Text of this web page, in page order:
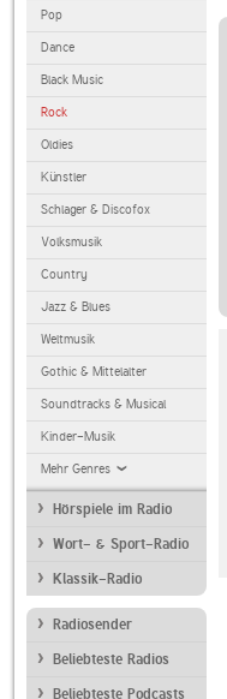
Pop
Dance
Black Music
Rock
Oldies
Künstler
Schlager & Discofox
Volksmusik
Country
Jazz & Blues
Weltmusik
Gothic & Mittelalter
Soundtracks & Musical
Kinder-Musik
Mehr Genres
Hörspiele im Radio
Wort- & Sport-Radio
Klassik-Radio
Radiosender
Beliebteste Radios
Beliebteste Podcasts
Deutschlandfunk